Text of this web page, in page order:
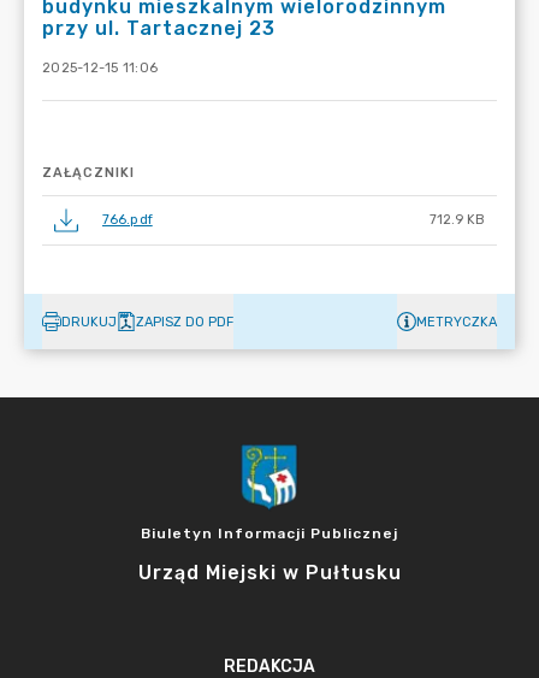
budynku mieszkalnym wielorodzinnym
przy ul. Tartacznej 23
2025-12-15 11:06
ZAŁĄCZNIKI
766.pdf 712.9 KB
DRUKUJ ZAPISZ DO PDF METRYCZKA
Biuletyn Informacji Publicznej
Urząd Miejski w Pułtusku
REDAKCJA